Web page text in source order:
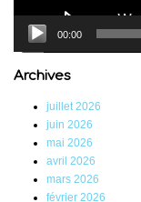
00:00
Archives
juillet 2026
juin 2026
mai 2026
avril 2026
mars 2026
février 2026